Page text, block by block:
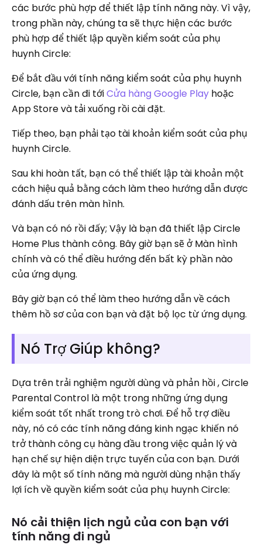
các bước phù hợp để thiết lập tính năng này. Vì vậy,
trong phần này, chúng ta sẽ thực hiện các bước
phù hợp để thiết lập quyền kiểm soát của phụ
huynh Circle:
Để bắt đầu với tính năng kiểm soát của phụ huynh
Circle, bạn cần đi tớiCửa hàng Google Play hoặc
App Store và tải xuống rồi cài đặt.
Tiếp theo, bạn phải tạo tài khoản kiểm soát của phụ
huynh Circle.
Sau khi hoàn tất, bạn có thể thiết lập tài khoản một
cách hiệu quả bằng cách làm theo hướng dẫn được
đánh dấu trên màn hình.
Và bạn có nó rồi đấy; Vậy là bạn đã thiết lập Circle
Home Plus thành công. Bây giờ bạn sẽ ở Màn hình
chính và có thể điều hướng đến bất kỳ phần nào
của ứng dụng.
Bây giờ bạn có thể làm theo hướng dẫn về cách
thêm hồ sơ của con bạn và đặt bộ lọc từ ứng dụng.
Nó Trợ Giúp không?
Dựa trên trải nghiệm người dùng và phản hồi , Circle
Parental Control là một trong những ứng dụng
kiểm soát tốt nhất trong trò chơi. Để hỗ trợ điều
này, nó có các tính năng đáng kinh ngạc khiến nó
trở thành công cụ hàng đầu trong việc quản lý và
hạn chế sự hiện diện trực tuyến của con bạn. Dưới
đây là một số tính năng mà người dùng nhận thấy
lợi ích về quyền kiểm soát của phụ huynh Circle:
Nó cải thiện lịch ngủ của con bạn với
tính năng đi ngủ